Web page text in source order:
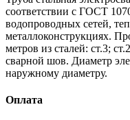
соответствии с ГОСТ
водопроводных сетей,
металлоконструкциях.
метров из сталей: ст.3;
сварной шов. Диаметр
наружному диаметру.
Оплата